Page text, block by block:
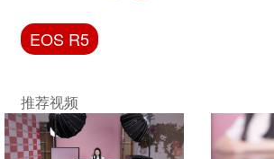
EOS R5短片拍摄花
EOS R5
推荐视频